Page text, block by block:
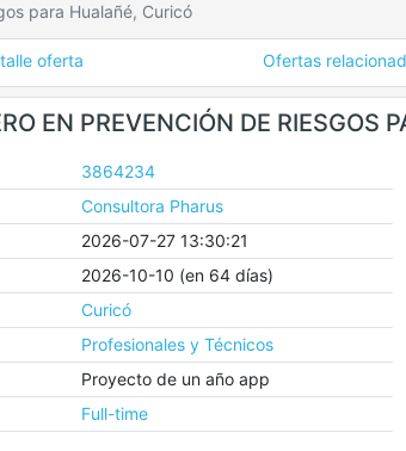
para Hualañé, Curicó
oferta Ofertas
EN PREVENCIÓN DE RIESGOS
3864234
Consultora Pharus
2026-07-27 13:30:21
2026-10-10 (en 64 días)
Curicó
Profesionales y Técnicos
Proyecto de un año app
Full-time